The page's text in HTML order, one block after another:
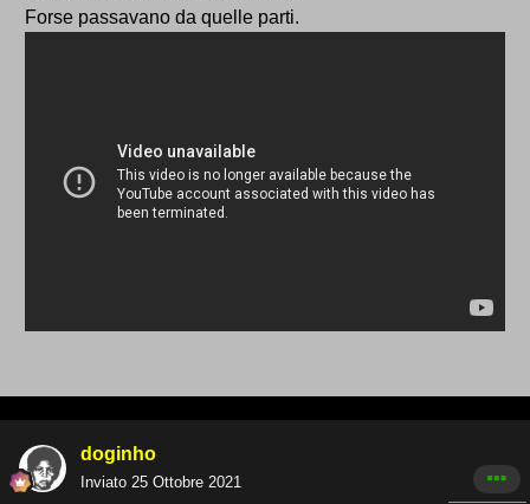
Forse passavano da quelle parti.
doginho
Inviato 25 Ottobre 2021